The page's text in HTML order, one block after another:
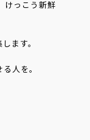
けっこう新鮮
ます。
人を。